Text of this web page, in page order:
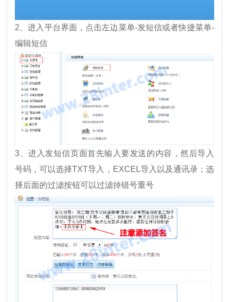
2、进入平台界面，点击左边菜单-发短信或者快捷菜单-
编辑短信
3、进入发短信页面首先输入要发送的内容，然后导入
号码，可以选择TXT导入，EXCEL导入以及通讯录；选
择后面的过滤按钮可以过滤掉错号重号